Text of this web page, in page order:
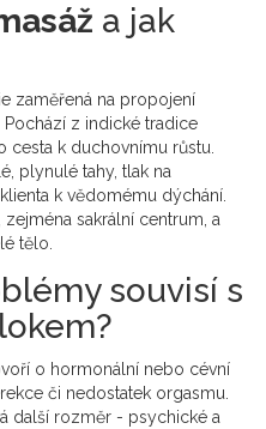
a jak
zaměřená na propojení
z indické tradice
cesta k duchovnímu růstu.
plynulé tahy, tlak na
k vědomému dýchání.
zejména sakrální centrum, a
tělo.
souvisí s
o hormonální nebo cévní
či nedostatek orgasmu.
další rozměr - psychické a